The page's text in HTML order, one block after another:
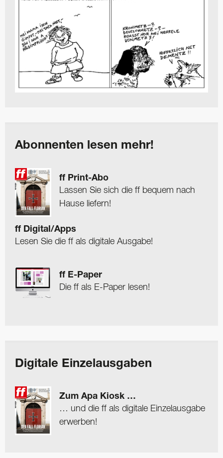
Abonnenten lesen mehr!
ff Print-Abo
Lassen Sie sich die ff bequem nach
Hause liefern!
ff Digital/Apps
Lesen Sie die ff als digitale Ausgabe!
ff E-Paper
Die ff als E-Paper lesen!
Digitale Einzelausgaben
Zum Apa Kiosk …
… und die ff als digitale Einzelausgabe
erwerben!